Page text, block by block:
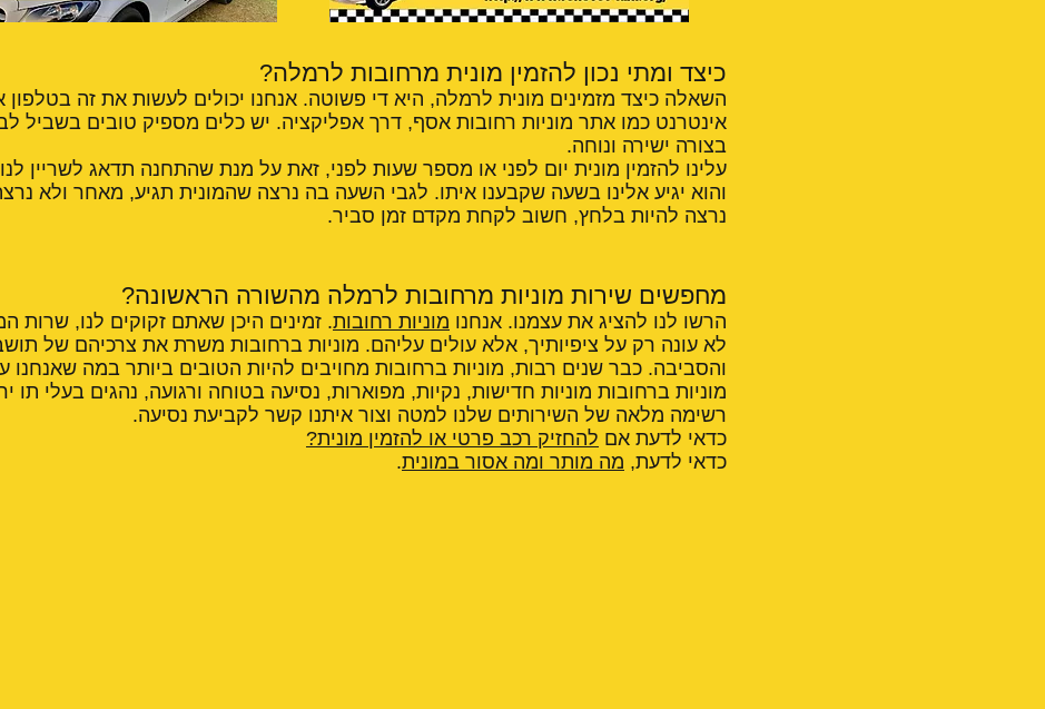
כיצד ומתי נכון להזמין מונית מרחובות לרמלה?
השאלה כיצד מזמינים מונית לרמלה, היא די פשוטה. אנחנו יכולים לעשות את זה בטלפון
אינטרנט כמו אתר מוניות רחובות אסף, דרך אפליקציה. יש כלים מספיק טובים בשביל
בצורה ישירה ונוחה.
עלינו להזמין מונית יום לפני או מספר שעות לפני, זאת על מנת שהתחנה תדאג לשריין
והוא יגיע אלינו בשעה שקבענו איתו. לגבי השעה בה נרצה שהמונית תגיע, מאחר ולא
נרצה להיות בלחץ, חשוב לקחת מקדם זמן סביר.
מחפשים שירות מוניות מרחובות לרמלה מהשורה הראשונה?
הרשו לנו להציג את עצמנו. אנחנו מוניות רחובות. זמינים היכן שאתם זקוקים לנו, שרות
לא עונה רק על ציפיותיך, אלא עולים עליהם. מוניות ברחובות משרת את צרכיהם של
והסביבה. כבר שנים רבות, מוניות ברחובות מחויבים להיות הטובים ביותר במה שאנחנו
מוניות ברחובות מוניות חדישות, נקיות, מפוארות, נסיעה בטוחה ורגועה, נהגים בעלי תו
רשימה מלאה של השירותים שלנו למטה וצור איתנו קשר לקביעת נסיעה.
כדאי לדעת אם להחזיק רכב פרטי או להזמין מונית?
כדאי לדעת, מה מותר ומה אסור במונית.